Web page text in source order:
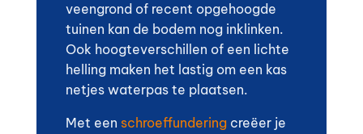
veengrond of recent opgehoogde
tuinen kan de bodem nog inklinken.
Ook hoogteverschillen of een lichte
helling maken het lastig om een kas
netjes waterpas te plaatsen.
Met een schroeffundering creëer je